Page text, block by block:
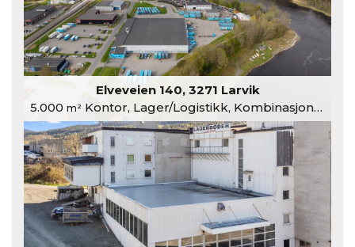
Elveveien 140, 3271 Larvik
5.000 m²Kontor, Lager/Logistikk, Kombinasjonslokaler